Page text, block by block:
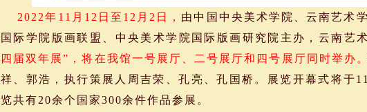
2022年11月12日至12月2日， 由中国中央美术学院、云南艺术
国际学院版画联盟、中央美术学院国际版画研究院主办，云南艺
四届双年展”，将在我馆一号展厅、二号展厅和四号展厅同时举办。
祥、郭浩，执行策展人周吉荣、孔亮、孔国桥。展览开幕式将于
览共有20余个国家300余件作品参展。